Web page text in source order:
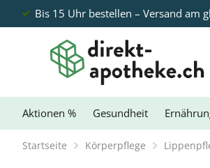
Bis 15 Uhr bestellen – Versand am
Aktionen % Gesundheit
Startseite Körperpflege